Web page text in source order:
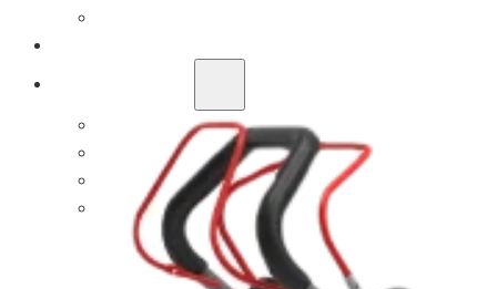
ПОЧЕМУ TITANTEC
О САЙТЕ
БЛОГ
СВЯЗАТЬСЯ С